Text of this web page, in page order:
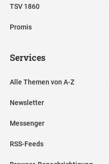
TSV 1860
Promis
Services
Alle Themen von A-Z
Newsletter
Messenger
RSS-Feeds